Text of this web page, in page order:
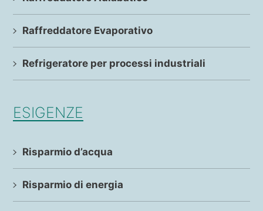
Raffreddatore Evaporativo
Refrigeratore per processi industriali
ESIGENZE
Risparmio d’acqua
Risparmio di energia